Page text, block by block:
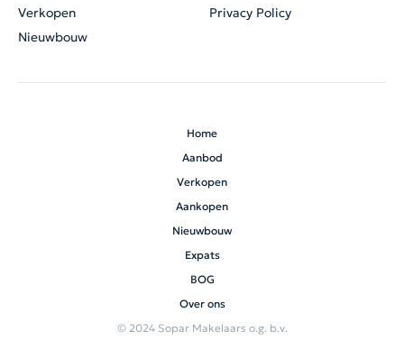
Verkopen
Nieuwbouw
Privacy Policy
Home
Aanbod
Verkopen
Aankopen
Nieuwbouw
Expats
BOG
Over ons
© 2024 Sopar Makelaars o.g. b.v.